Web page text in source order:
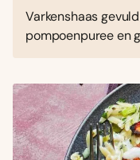
Varkenshaas
pompoenpuree en